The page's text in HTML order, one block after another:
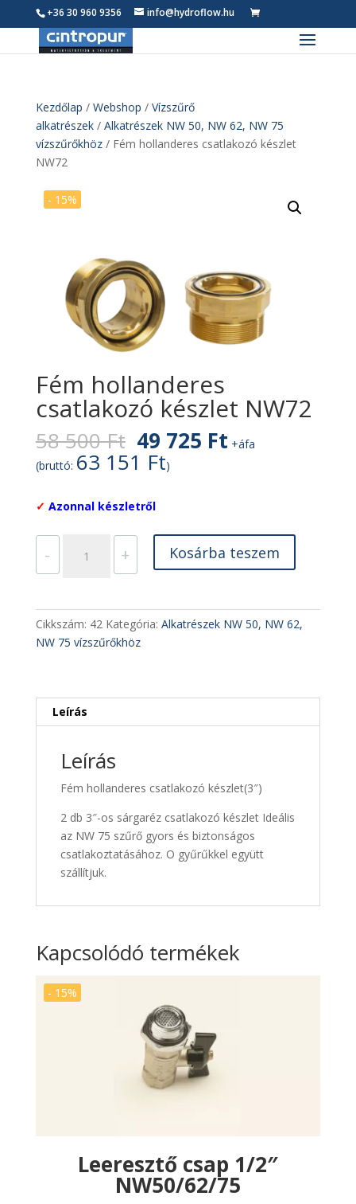
+36 30 960 9356 info@hydroflow.hu
Kezdőlap / Webshop / Vízszűrő
alkatrészek/ Alkatrészek NW 50, NW 62, NW 75
vízszűrőkhöz/ Fém hollanderes csatlakozó készlet
NW72
- 15%
Fém hollanderes
csatlakozó készlet NW72
58 500Ft Original
price
was:
58
500 Ft.
49 725 FtCurrent
price
+áfa
(bruttó: 63 151 Ft)
✓ Azonnal készletről
-
hollanderes
NW72
mennyiség
+ Kosárba teszem
Cikkszám: 42 Kategória: Alkatrészek NW 50, NW 62,
NW 75 vízszűrőkhöz
Leírás
Leírás
Fém hollanderes csatlakozó készlet(3″)
2 db 3″-os sárgaréz csatlakozó készlet Ideális
az NW 75 szűrő gyors és biztonságos
csatlakoztatásához. O gyűrűkkel együtt
szállítjuk.
Kapcsolódó termékek
- 15%
Leeresztő csap 1/2″
NW50/62/75